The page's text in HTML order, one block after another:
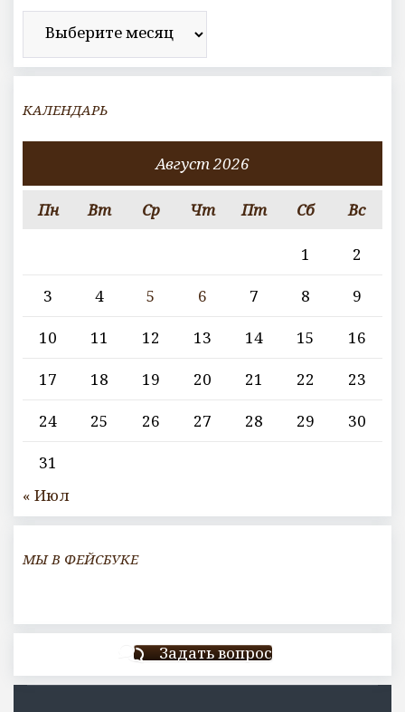
КАЛЕНДАРЬ
Август 2026
Пн Вт Ср Чт Пт Сб Вс
1
2
3
4 5 6 7 8
9
10
11 12 13 14 15
16
17
18 19 20 21 22
23
24
25 26 27 28 29
30
31
« Июл
МЫ В ФЕЙСБУКЕ
Задать вопрос